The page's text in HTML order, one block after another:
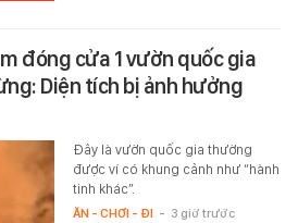
đóng cửa 1 vườn quốc gia
Diện tích bị ảnh hưởng
Đây là vườn quốc gia thường
được ví có khung cảnh như “hành
tinh khác”.
ĂN - CHƠI - ĐI - 3 giờ trước